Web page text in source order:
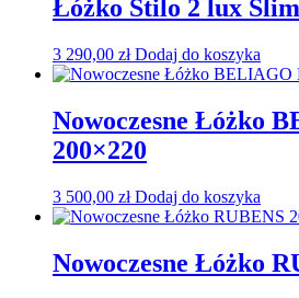
Łóżko Stilo 2 lux
3 290,00 zł Dodaj do koszyka
Nowoczesne Łóżko
200×220
3 500,00 zł Dodaj do koszyka
Nowoczesne Łóżko